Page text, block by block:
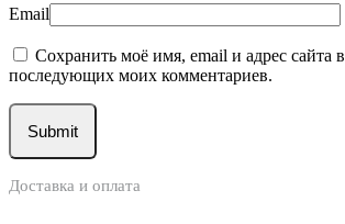
Email
Сохранить моё имя, email и адрес сайта
последующих моих комментариев.
Доставка и оплата